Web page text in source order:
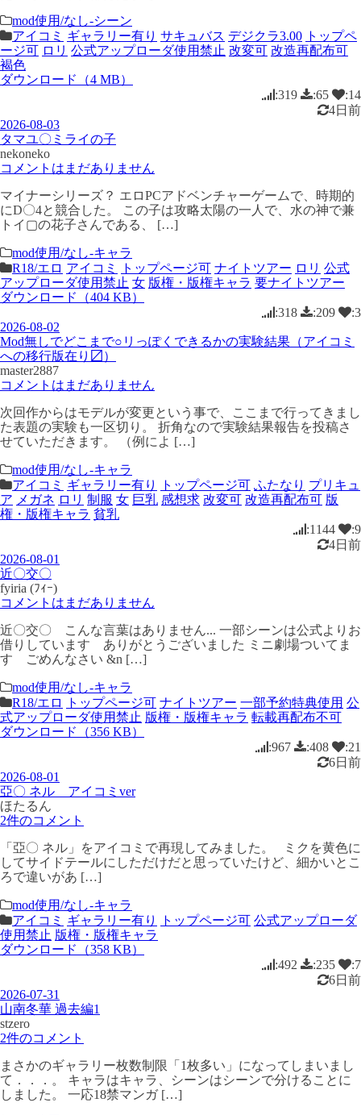
mod使用/なし-シーン
アイコミ ギャラリー有り サキュバス デジクラ3.00 トップペ
ージ可 ロリ 公式アップローダ使用禁止 改変可 改造再配布可
褐色
ダウンロード（4 MB）
:319
:65
:14
4日前
2026-08-03
タマユ〇ミライの子
nekoneko
コメントはまだありません
マイナーシリーズ？ エロPCアドベンチャーゲームで、時期的
にD〇4と競合した。 この子は攻略太陽の一人で、水の神で兼
トイ▢の花子さんである、 […]
mod使用/なし-キャラ
R18/エロ アイコミ トップページ可 ナイトツアー ロリ 公式
アップローダ使用禁止 女 版権・版権キャラ 要ナイトツアー
ダウンロード（404 KB）
:318
:209
:3
2026-08-02
Mod無しでどこまで○リっぽくできるかの実験結果（アイコミ
への移行版在り〼）
master2887
コメントはまだありません
次回作からはモデルが変更という事で、ここまで行ってきまし
た表題の実験も一区切り。 折角なので実験結果報告を投稿さ
せていただきます。 （例によ […]
mod使用/なし-キャラ
アイコミ ギャラリー有り トップページ可 ふたなり プリキュ
ア メガネ ロリ 制服 女 巨乳 感想求 改変可 改造再配布可 版
権・版権キャラ 貧乳
:1144
:9
4日前
2026-08-01
近〇交〇
fyiria (ﾌｨｰ)
コメントはまだありません
近〇交〇 こんな言葉はありません... 一部シーンは公式よりお
借りしています ありがとうございました ミニ劇場ついてま
す ごめんなさい &n […]
mod使用/なし-キャラ
R18/エロ
トップページ可 ナイトツアー 一部予約特典使用 公
式アップローダ使用禁止 版権・版権キャラ 転載再配布不可
ダウンロード（356 KB）
:967
:408
:21
6日前
2026-08-01
亞〇 ネル アイコミver
ほたるん
2件のコメント
「亞〇 ネル」をアイコミで再現してみました。 ミクを黄色に
してサイドテールにしただけだと思っていたけど、細かいとこ
ろで違いがあ […]
mod使用/なし-キャラ
アイコミ ギャラリー有り トップページ可 公式アップローダ
使用禁止 版権・版権キャラ
ダウンロード（358 KB）
:492
:235
:7
6日前
2026-07-31
山南冬華 過去編1
stzero
2件のコメント
まさかのギャラリー枚数制限「1枚多い」になってしまいまし
て．．．。 キャラはキャラ、シーンはシーンで分けることに
しました。 一応18禁マンガ […]